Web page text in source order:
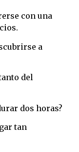
con una
a
del
dos horas?
tan